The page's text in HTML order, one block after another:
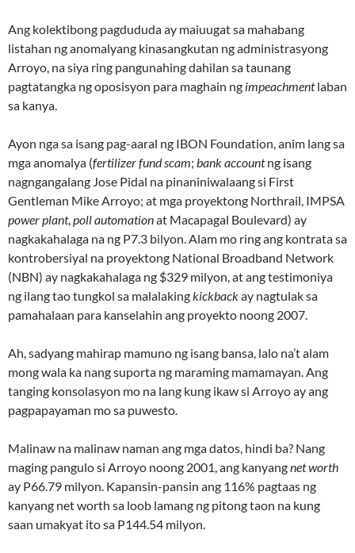
Ang kolektibong pagdududa ay maiuugat sa mahabang
listahan ng anomalyang kinasangkutan ng administrasyong
Arroyo, na siya ring pangunahing dahilan sa taunang
pagtatangka ng oposisyon para maghain ng impeachmentlaban
sa kanya.
Ayon nga sa isang pag-aaral ng IBON Foundation, anim lang sa
mga anomalya (fertilizer fund scam; bank accountng isang
nagngangalang Jose Pidal na pinaniniwalaang si First
Gentleman Mike Arroyo; at mga proyektong Northrail, IMPSA
power plant,poll automationat Macapagal Boulevard) ay
nagkakahalaga na ng P7.3 bilyon. Alam mo ring ang kontrata sa
kontrobersiyal na proyektong National Broadband Network
(NBN) ay nagkakahalaga ng $329 milyon, at ang testimoniya
ng ilang tao tungkol sa malalakingkickbackay nagtulak sa
pamahalaan para kanselahin ang proyekto noong 2007.
Ah, sadyang mahirap mamuno ng isang bansa, lalo na’t alam
mong wala ka nang suporta ng maraming mamamayan. Ang
tanging konsolasyon mo na lang kung ikaw si Arroyo ay ang
pagpapayaman mo sa puwesto.
Malinaw na malinaw naman ang mga datos, hindi ba? Nang
maging pangulo si Arroyo noong 2001, ang kanyangnet worth
ay P66.79 milyon. Kapansin-pansin ang 116% pagtaas ng
kanyang net worth sa loob lamang ng pitong taon na kung
saan umakyat ito sa P144.54 milyon.